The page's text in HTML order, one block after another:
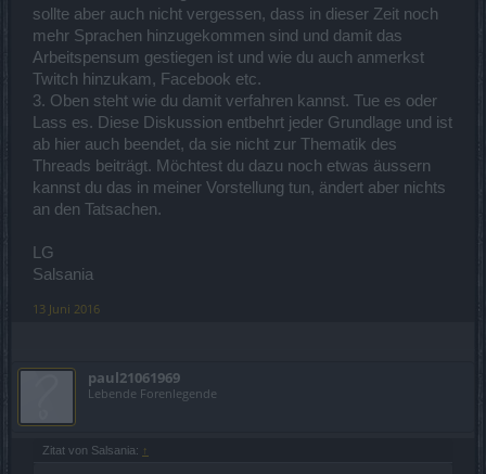
sollte aber auch nicht vergessen, dass in dieser Zeit noch
mehr Sprachen hinzugekommen sind und damit das
Arbeitspensum gestiegen ist und wie du auch anmerkst
Twitch hinzukam, Facebook etc.
3. Oben steht wie du damit verfahren kannst. Tue es oder
Lass es. Diese Diskussion entbehrt jeder Grundlage und ist
ab hier auch beendet, da sie nicht zur Thematik des
Threads beiträgt. Möchtest du dazu noch etwas äussern
kannst du das in meiner Vorstellung tun, ändert aber nichts
an den Tatsachen.
LG
Salsania
13 Juni 2016
paul21061969
Lebende Forenlegende
Zitat von Salsania: ↑